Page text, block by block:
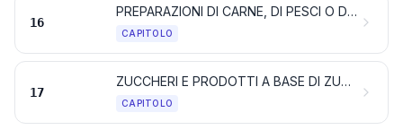
16
PREPARAZIONI DI CARNE, DI PESCI O DI CROSTACEI, DI MOLLUSCHI O DI ALTRI INVERTEBRATI ACQUATICI, O DI INSETTI
CAPITOLO
17
ZUCCHERI E PRODOTTI A BASE DI ZUCCHERI
CAPITOLO